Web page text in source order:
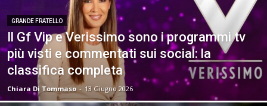
GRANDE FRATELLO
Il Gf Vip e Verissimo sono i programmi tv
più visti e commentati sui social: la
classifica completa
Chiara Di Tommaso - 13 Giugno 2026